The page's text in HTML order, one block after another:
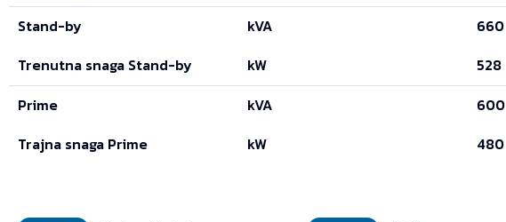
Stand-by kVA
660
Trenutna snaga Stand-by
kW
528
Prime
kVA
600
Trajna snaga Prime
kW 480